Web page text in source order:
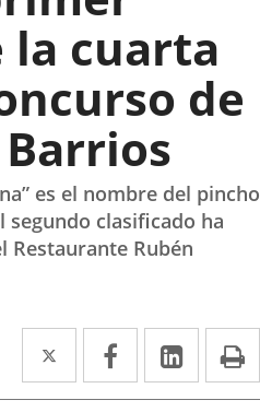
la cuarta
de
es el nombre del pincho
segundo clasificado ha
Restaurante Rubén
Twitter
Enlace
a
Facebook
Enlace
a
Enlace
a